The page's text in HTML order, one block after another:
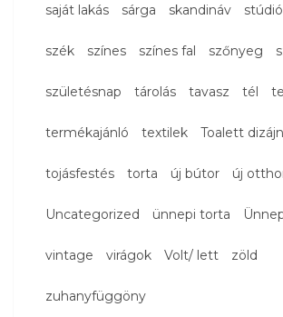
saját lakás sárga skandináv
szék színes színes fal szőnyeg
születésnap tárolás tavasz tél
termékajánló textilek Toalett dizájn
tojásfestés torta új bútor új
Uncategorized ünnepi torta
vintage virágok Volt/ lett zöld
zuhanyfüggöny